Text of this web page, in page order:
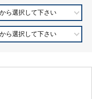
ら選択して下さい
ら選択して下さい